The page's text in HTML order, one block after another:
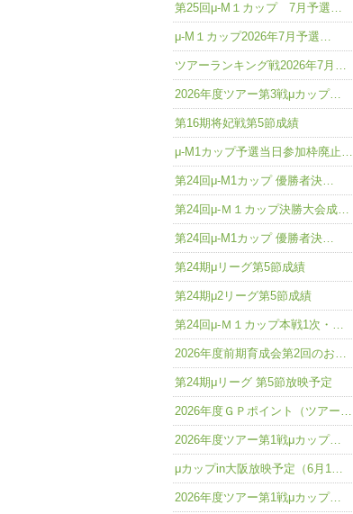
第25回μ-M１カップ 7月予選…
μ-M１カップ2026年7月予選…
ツアーランキング戦2026年7月…
2026年度ツアー第3戦μカップ…
第16期将妃戦第5節成績
μ-M1カップ予選当日参加枠廃止…
第24回μ-M1カップ 優勝者決…
第24回μ-Ｍ１カップ決勝大会成…
第24回μ-M1カップ 優勝者決…
第24期μリーグ第5節成績
第24期μ2リーグ第5節成績
第24回μ-Ｍ１カップ本戦1次・…
2026年度前期育成会第2回のお…
第24期μリーグ 第5節放映予定
2026年度ＧＰポイント（ツアー…
2026年度ツアー第1戦μカップ…
μカップin大阪放映予定（6月1…
2026年度ツアー第1戦μカップ…